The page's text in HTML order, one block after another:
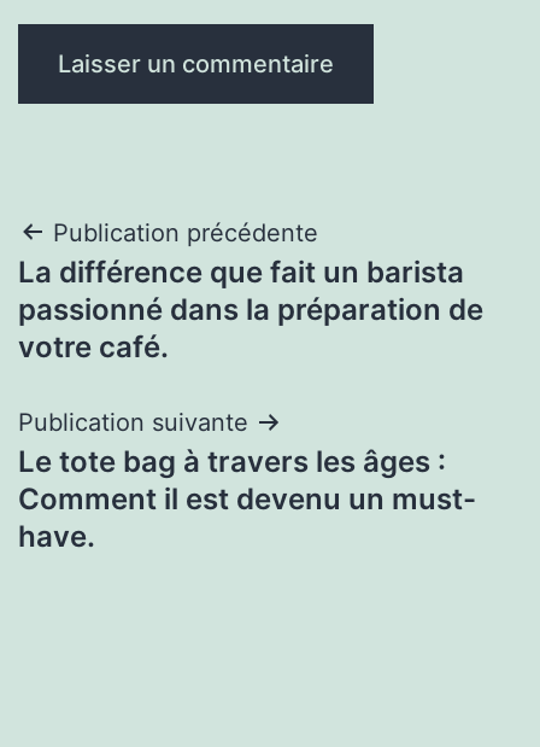
Navigation
de
l’article
Publication précédente
La différence que fait un barista
passionné dans la préparation de
votre café.
Publication suivante
Le tote bag à travers les âges :
Comment il est devenu un must-
have.